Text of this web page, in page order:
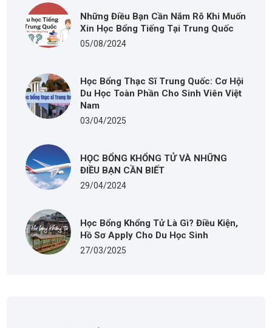
Những Điều Bạn Cần Nắm Rõ Khi Muốn
Xin Học Bổng Tiếng Tại Trung Quốc
05/08/2024
Học Bổng Thạc Sĩ Trung Quốc: Cơ Hội
Du Học Toàn Phần Cho Sinh Viên Việt
Nam
03/04/2025
HỌC BỔNG KHỔNG TỬ VÀ NHỮNG
ĐIỀU BẠN CẦN BIẾT
29/04/2024
Học Bổng Khổng Tử Là Gì? Điều Kiện,
Hồ Sơ Apply Cho Du Học Sinh
27/03/2025